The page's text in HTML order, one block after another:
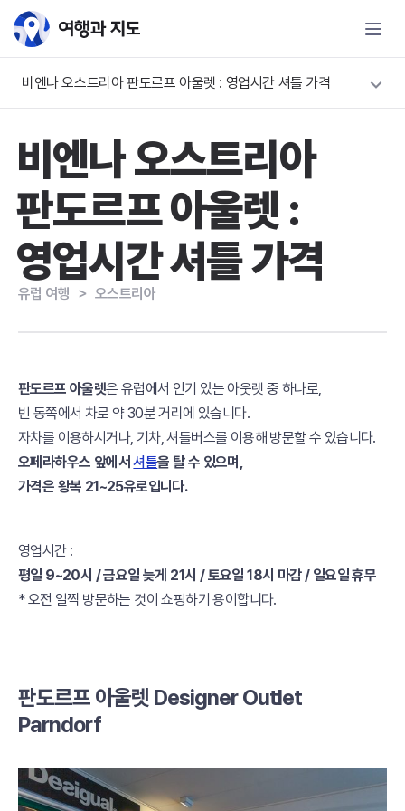
비엔나 오스트리아 판도르프 아울렛 : 영업시간 셔틀 가격
비엔나 오스트리아
판도르프 아울렛 :
영업시간 셔틀 가격
유럽 여행 ＞ 오스트리아
판도르프 아울렛은 유럽에서 인기 있는 아웃렛 중 하나로,
빈 동쪽에서 차로 약 30분 거리에 있습니다.
자차를 이용하시거나, 기차, 셔틀버스를 이용해 방문할 수 있습니다.
오페라하우스 앞에서셔틀을 탈 수 있으며,
가격은 왕복 21~25유로입니다.
영업시간 :
평일 9~20시 / 금요일 늦게 21시 / 토요일 18시 마감 / 일요일 휴무
* 오전 일찍 방문하는 것이 쇼핑하기 용이합니다.
판도르프 아울렛 Designer Outlet
Parndorf